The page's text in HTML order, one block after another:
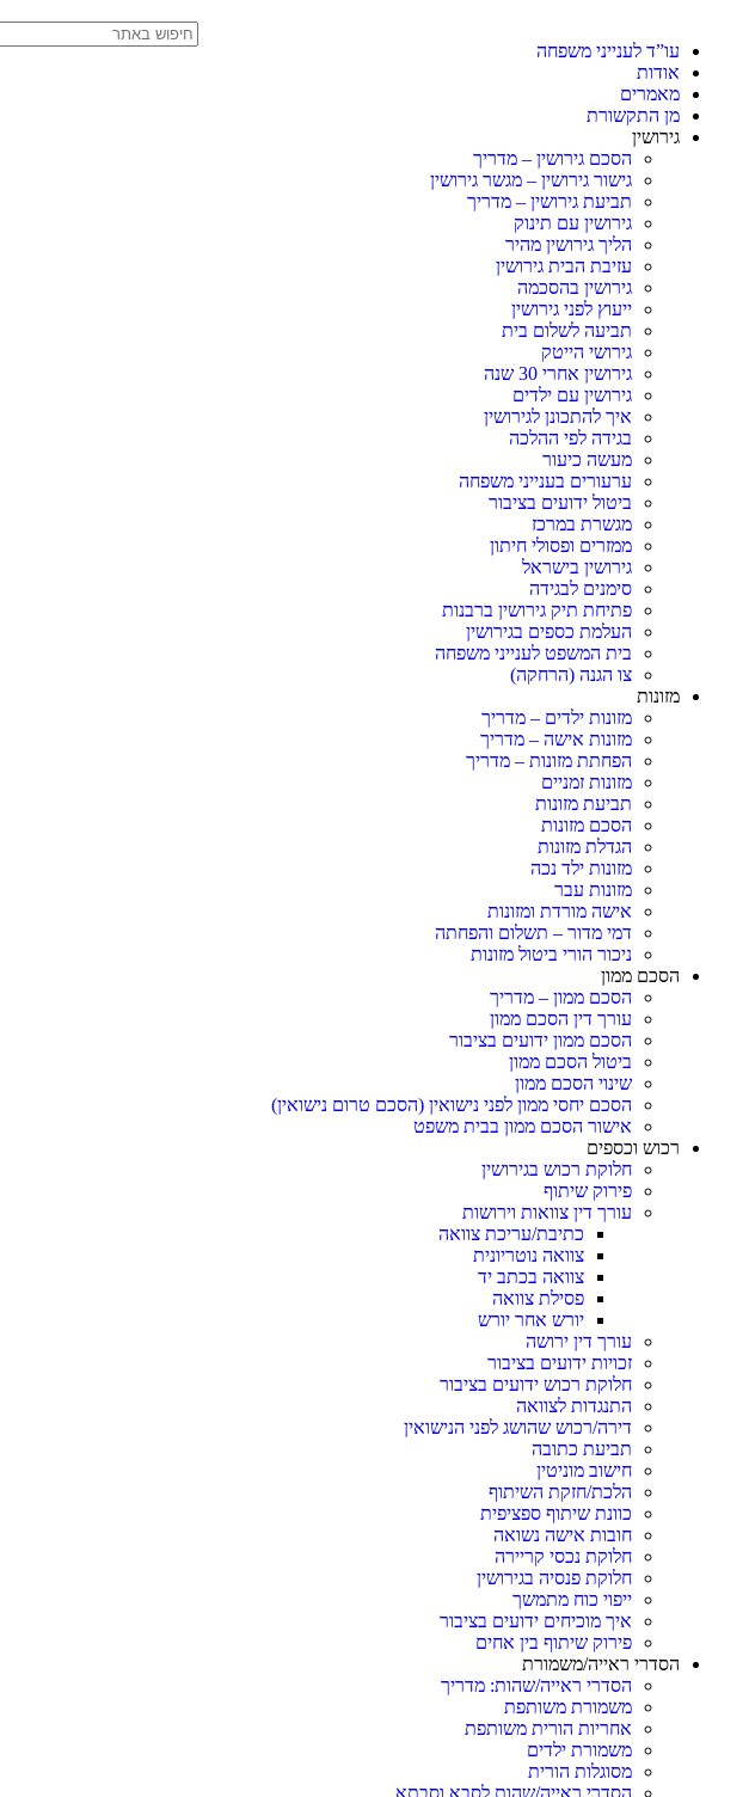
עו”ד לענייני משפחה
אודות
מאמרים
מן התקשורת
גירושין
הסכם גירושין – מדריך
גישור גירושין – מגשר גירושין
תביעת גירושין – מדריך
גירושין עם תינוק
הליך גירושין מהיר
עזיבת הבית גירושין
גירושין בהסכמה
ייעוץ לפני גירושין
תביעה לשלום בית
גירושי הייטק
גירושין אחרי 30 שנה
גירושין עם ילדים
איך להתכונן לגירושין
בגידה לפי ההלכה
מעשה כיעור
ערעורים בענייני משפחה
ביטול ידועים בציבור
מגשרת במרכז
ממזרים ופסולי חיתון
גירושין בישראל
סימנים לבגידה
פתיחת תיק גירושין ברבנות
העלמת כספים בגירושין
בית המשפט לענייני משפחה
צו הגנה (הרחקה)
מזונות
מזונות ילדים – מדריך
מזונות אישה – מדריך
הפחתת מזונות – מדריך
מזונות זמניים
תביעת מזונות
הסכם מזונות
הגדלת מזונות
מזונות ילד נכה
מזונות עבר
אישה מורדת ומזונות
דמי מדור – תשלום והפחתה
ניכור הורי ביטול מזונות
הסכם ממון
הסכם ממון – מדריך
עורך דין הסכם ממון
הסכם ממון ידועים בציבור
ביטול הסכם ממון
שינוי הסכם ממון
הסכם יחסי ממון לפני נישואין (הסכם טרום נישואין)
אישור הסכם ממון בבית משפט
רכוש וכספים
חלוקת רכוש בגירושין
פירוק שיתוף
עורך דין צוואות וירושות
כתיבת/עריכת צוואה
צוואה נוטריונית
צוואה בכתב יד
פסילת צוואה
יורש אחר יורש
עורך דין ירושה
זכויות ידועים בציבור
חלוקת רכוש ידועים בציבור
התנגדות לצוואה
דירה/רכוש שהושג לפני הנישואין
תביעת כתובה
חישוב מוניטין
הלכת/חזקת השיתוף
כוונת שיתוף ספציפית
חובות אישה נשואה
חלוקת נכסי קריירה
חלוקת פנסיה בגירושין
ייפוי כוח מתמשך
איך מוכיחים ידועים בציבור
פירוק שיתוף בין אחים
הסדרי ראייה/משמורת
הסדרי ראייה/שהות: מדריך
משמורת משותפת
אחריות הורית משותפת
משמורת ילדים
מסוגלות הורית
הסדרי ראייה/שהות לסבא וסבתא